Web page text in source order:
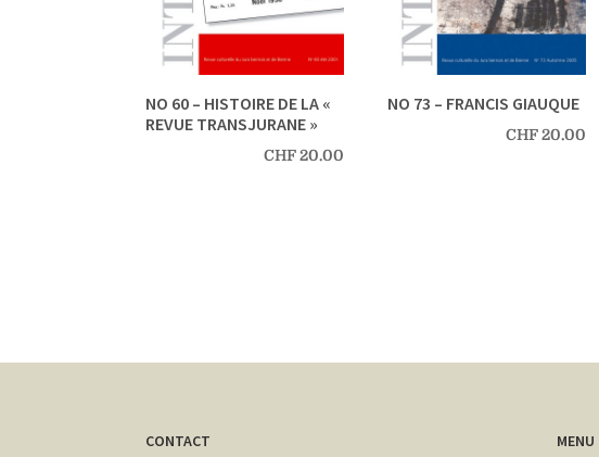
NO 60 – HISTOIRE DE LA «
REVUE TRANSJURANE »
CHF20.00
NO 73 – FRANCIS GIAUQUE
CHF20.00
CONTACT MENU